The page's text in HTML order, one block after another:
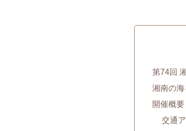
第74回
湘南の
開催概要
交通